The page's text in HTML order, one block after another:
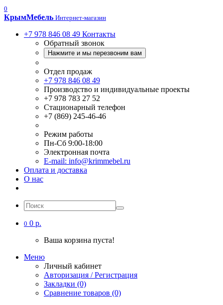
0
КрымМебель Интернет-магазин
+7 978 846 08 49 Контакты
Обратный звонок
Нажмите и мы перезвоним вам
Отдел продаж
+7 978 846 08 49
Производство и индивидуальные проекты
+7 978 783 27 52
Стационарный телефон
+7 (869) 245-46-46
Режим работы
Пн-Сб 9:00-18:00
Электронная почта
E-mail: info@krimmebel.ru
Оплата и доставка
О нас
0 0 р.
Ваша корзина пуста!
Меню
Личный кабинет
Авторизация / Регистрация
Закладки (0)
Сравнение товаров (0)